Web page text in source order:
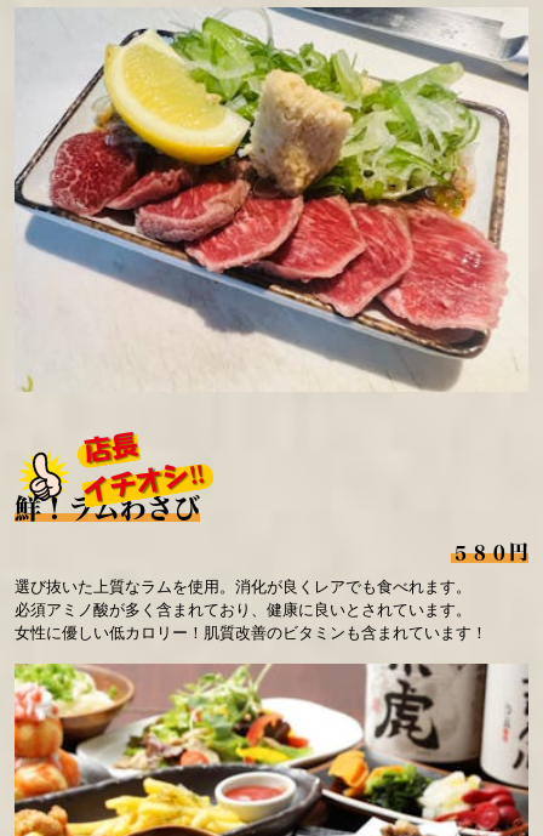
店長
イチオシ‼
鮮！ラムわさび
５８０円
選び抜いた上質なラムを使用。消化が良くレアでも食べれます。
必須アミノ酸が多く含まれており、健康に良いとされています。
女性に優しい低カロリー！肌質改善のビタミンも含まれています！